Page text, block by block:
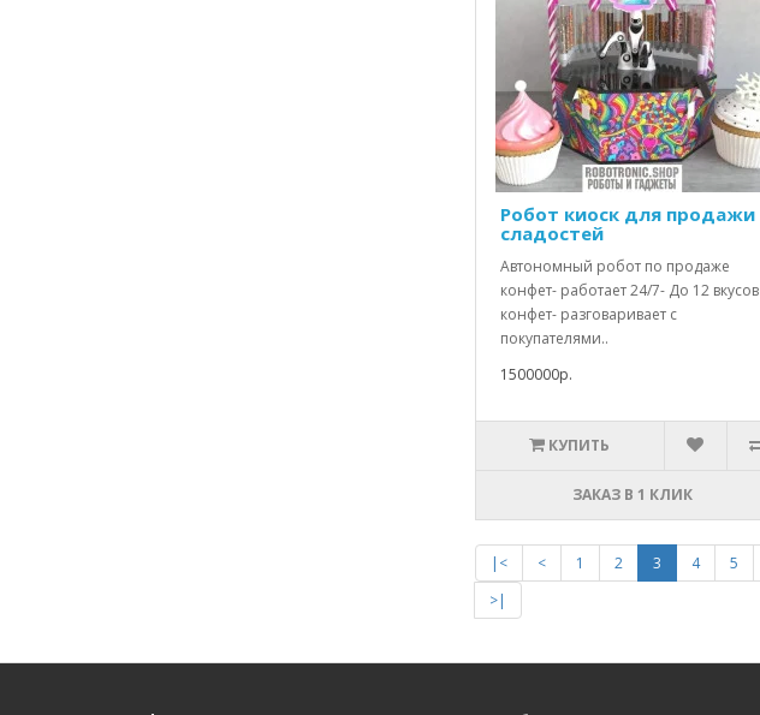
Робот киоск для продажи
сладостей
Автономный робот по продаже
конфет- работает 24/7- До 12 вкусов
конфет- разговаривает с
покупателями..
1500000р.
КУПИТЬ
ЗАКАЗ В 1 КЛИК
|< < 1 2 3 4 5
>|